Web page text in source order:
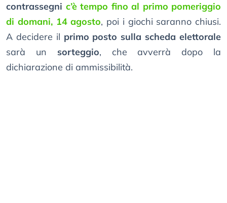
contrassegni c’è tempo fino al primo pomeriggio
di domani, 14 agosto, poi i giochi saranno chiusi.
A decidere il primo posto sulla scheda elettorale
sarà un sorteggio, che avverrà dopo la
dichiarazione di ammissibilità.